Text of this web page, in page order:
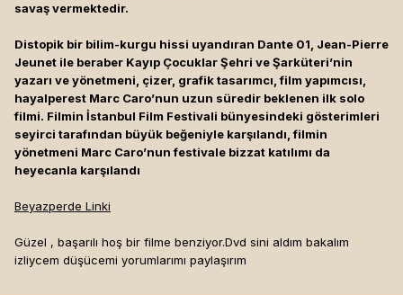
savaş vermektedir.
Distopik bir bilim-kurgu hissi uyandıran Dante 01, Jean-Pierre
Jeunet ile beraber Kayıp Çocuklar Şehri ve Şarküteri’nin
yazarı ve yönetmeni, çizer, grafik tasarımcı, film yapımcısı,
hayalperest Marc Caro’nun uzun süredir beklenen ilk solo
filmi. Filmin İstanbul Film Festivali bünyesindeki gösterimleri
seyirci tarafından büyük beğeniyle karşılandı, filmin
yönetmeni Marc Caro’nun festivale bizzat katılımı da
heyecanla karşılandı
Beyazperde Linki
Güzel , başarılı hoş bir filme benziyor.Dvd sini aldım bakalım
izliycem düşücemi yorumlarımı paylaşırım